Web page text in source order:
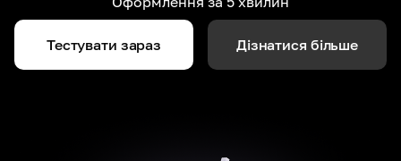
Тестувати зараз Дізнатися більше